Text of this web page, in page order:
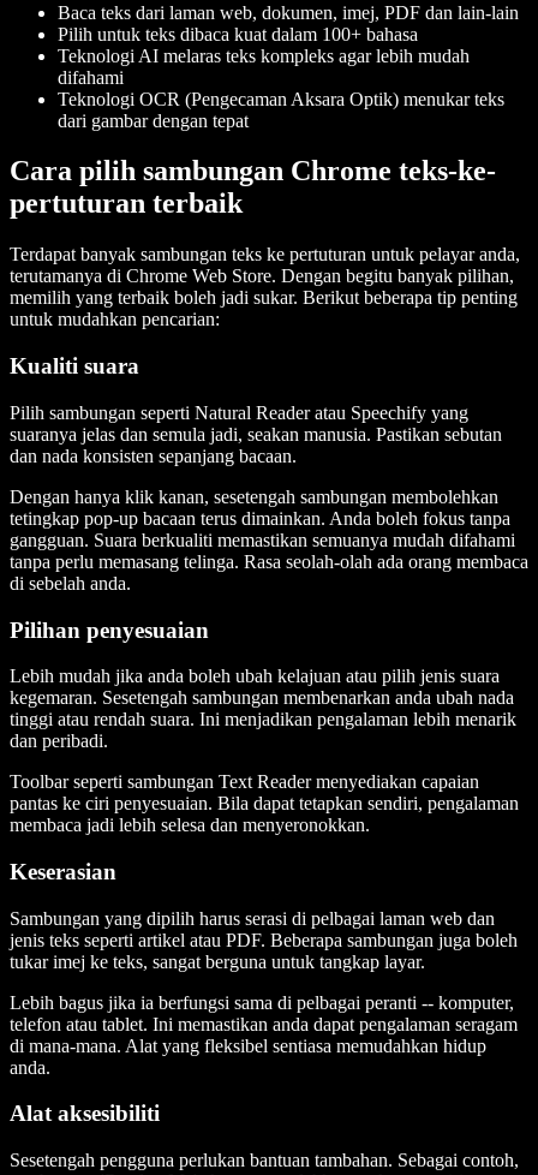
Baca teks dari laman web, dokumen, imej, PDF dan lain-lain
Pilih untuk teks dibaca kuat dalam 100+ bahasa
Teknologi AI melaras teks kompleks agar lebih mudah
difahami
Teknologi OCR (Pengecaman Aksara Optik) menukar teks
dari gambar dengan tepat
Cara pilih sambungan Chrome teks-ke-
pertuturan terbaik
Terdapat banyak sambungan teks ke pertuturan untuk pelayar anda,
terutamanya di Chrome Web Store. Dengan begitu banyak pilihan,
memilih yang terbaik boleh jadi sukar. Berikut beberapa tip penting
untuk mudahkan pencarian:
Kualiti suara
Pilih sambungan seperti Natural Reader atau Speechify yang
suaranya jelas dan semula jadi, seakan manusia. Pastikan sebutan
dan nada konsisten sepanjang bacaan.
Dengan hanya klik kanan, sesetengah sambungan membolehkan
tetingkap pop-up bacaan terus dimainkan. Anda boleh fokus tanpa
gangguan. Suara berkualiti memastikan semuanya mudah difahami
tanpa perlu memasang telinga. Rasa seolah-olah ada orang membaca
di sebelah anda.
Pilihan penyesuaian
Lebih mudah jika anda boleh ubah kelajuan atau pilih jenis suara
kegemaran. Sesetengah sambungan membenarkan anda ubah nada
tinggi atau rendah suara. Ini menjadikan pengalaman lebih menarik
dan peribadi.
Toolbar seperti sambungan Text Reader menyediakan capaian
pantas ke ciri penyesuaian. Bila dapat tetapkan sendiri, pengalaman
membaca jadi lebih selesa dan menyeronokkan.
Keserasian
Sambungan yang dipilih harus serasi di pelbagai laman web dan
jenis teks seperti artikel atau PDF. Beberapa sambungan juga boleh
tukar imej ke teks, sangat berguna untuk tangkap layar.
Lebih bagus jika ia berfungsi sama di pelbagai peranti -- komputer,
telefon atau tablet. Ini memastikan anda dapat pengalaman seragam
di mana-mana. Alat yang fleksibel sentiasa memudahkan hidup
anda.
Alat aksesibiliti
Sesetengah pengguna perlukan bantuan tambahan. Sebagai contoh,